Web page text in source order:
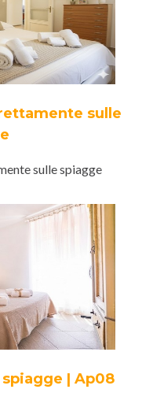
sulle
sulle spiagge
| Ap08